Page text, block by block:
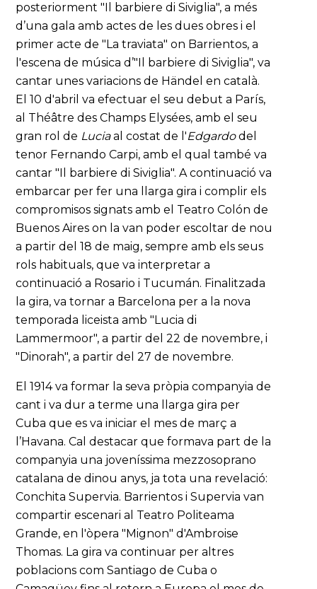
posteriorment "Il barbiere di Siviglia", a més
d’una gala amb actes de les dues obres i el
primer acte de "La traviata" on Barrientos, a
l'escena de música d’"Il barbiere di Siviglia", va
cantar unes variacions de Händel en català.
El 10 d'abril va efectuar el seu debut a París,
al Théâtre des Champs Elysées, amb el seu
gran rol de Luciaal costat de l'Edgardodel
tenor Fernando Carpi, amb el qual també va
cantar "Il barbiere di Siviglia". A continuació va
embarcar per fer una llarga gira i complir els
compromisos signats amb el Teatro Colón de
Buenos Aires on la van poder escoltar de nou
a partir del 18 de maig, sempre amb els seus
rols habituals, que va interpretar a
continuació a Rosario i Tucumán. Finalitzada
la gira, va tornar a Barcelona per a la nova
temporada liceista amb "Lucia di
Lammermoor", a partir del 22 de novembre, i
"Dinorah", a partir del 27 de novembre.
El 1914 va formar la seva pròpia companyia de
cant i va dur a terme una llarga gira per
Cuba que es va iniciar el mes de març a
l’Havana. Cal destacar que formava part de la
companyia una joveníssima mezzosoprano
catalana de dinou anys, ja tota una revelació:
Conchita Supervia. Barrientos i Supervia van
compartir escenari al Teatro Politeama
Grande, en l'òpera "Mignon" d'Ambroise
Thomas. La gira va continuar per altres
poblacions com Santiago de Cuba o